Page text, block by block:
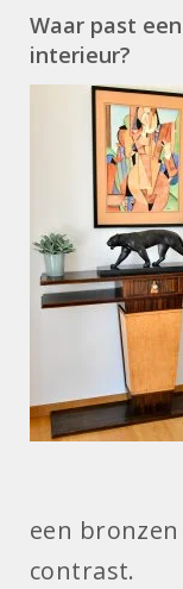
Waar past
interieur?
een
contrast.